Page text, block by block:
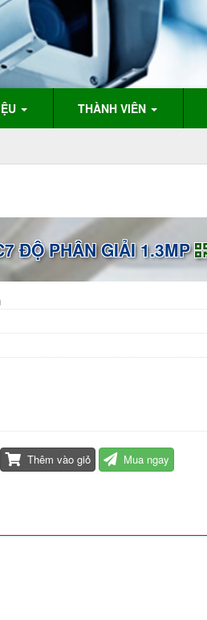
THÀNH VIÊN
ĐỘ PHÂN GIẢI 1.3MP
Thêm vào giỏ Mua ngay